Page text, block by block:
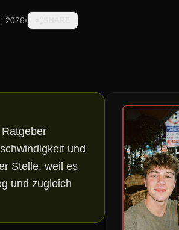
2026
und
Stelle, weil es
und zugleich